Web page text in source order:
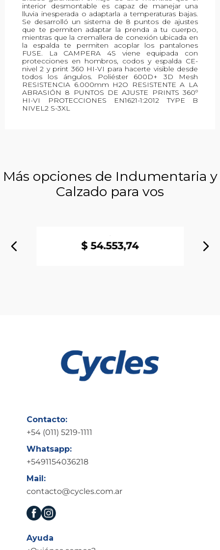
interior desmontable es capaz de manejar una
lluvia inesperada o adaptarla a temperaturas bajas.
Se desarrolló un sistema de 8 puntos de ajustes
que te permiten adaptar la prenda a tu cuerpo,
mientras que la cremallera de conexión ubicada en
la espalda te permiten acoplar los pantalones
FUSE. La CAMPERA 4S viene equipada con
protecciones en hombros, codos y espalda CE-
nivel 2 y print 360 HI-VI para hacerte visible desde
todos los ángulos. Poliéster 600D+ 3D Mesh
RESISTENCIA 6.000mm H2O RESISTENTE A LA
ABRASIÓN 8 PUNTOS DE AJUSTE PRINTS 360º
HI-VI PROTECCIONES EN1621-1:2012 TYPE B
NIVEL2 S-3XL
Más opciones de Indumentaria y
Calzado para vos